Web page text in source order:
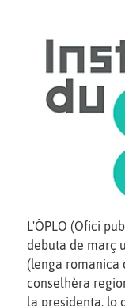
L'ÒPLO (Ofici
debuta de març
(lenga romanica
conselhèra
la presidenta, lo